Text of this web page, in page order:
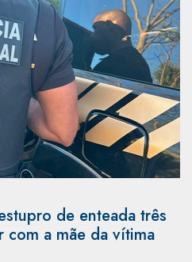
de enteada três
com a mãe da vítima